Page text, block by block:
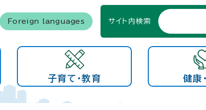
Foreign languages サイト内検索
子育て・教育 健康